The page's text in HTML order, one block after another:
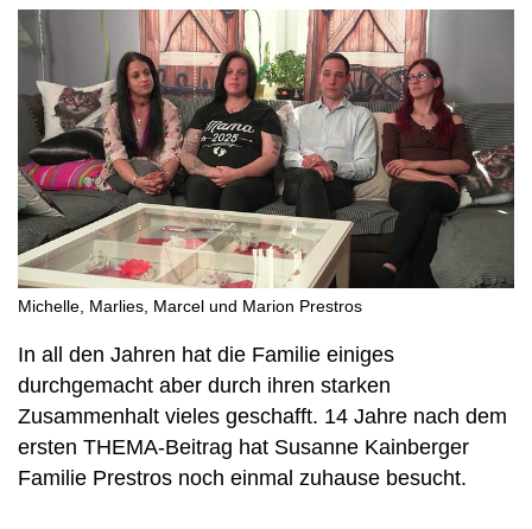
Michelle, Marlies, Marcel und Marion Prestros
In all den Jahren hat die Familie einiges
durchgemacht aber durch ihren starken
Zusammenhalt vieles geschafft. 14 Jahre nach dem
ersten THEMA-Beitrag hat Susanne Kainberger
Familie Prestros noch einmal zuhause besucht.